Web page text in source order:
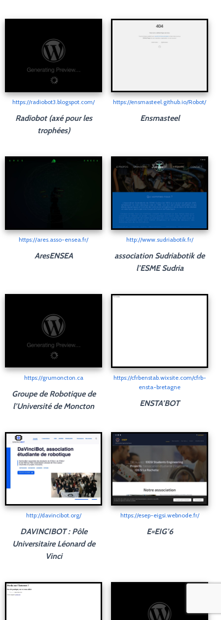
https://radiobot3.blogspot.com/
Radiobot (axé pour les
trophées)
https://ensmasteel.github.io/Robot/
Ensmasteel
https://ares.asso-ensea.fr/
AresENSEA
http://www.sudriabotik.fr/
association Sudriabotik de
l’ESME Sudria
https://grumoncton.ca
Groupe de Robotique de
l’Université de Moncton
https://cfrbenstab.wixsite.com/cfrb-
ensta-bretagne
ENSTA’BOT
http://davincibot.org/
DAVINCIBOT : Pôle
Universitaire Léonard de
Vinci
https://esep-eigsi.webnode.fr/
E=EIG’6